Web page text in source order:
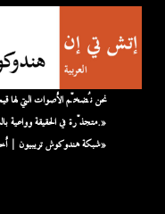
متجذّرة في الحقيقة وواعية بالسياق. هذه هي الصحافة من الهوامش.»
«شبكة هندوكوش تريبيون | أخبار من الهامش، قصص من المنبع»